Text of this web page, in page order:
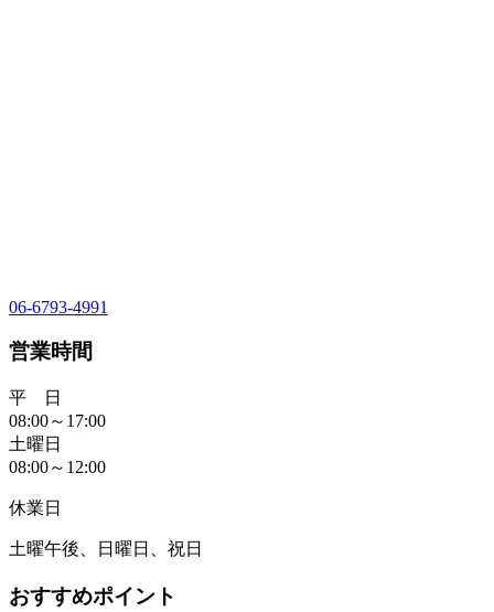
06-6793-4991
営業時間
平 日
08:00～17:00
土曜日
08:00～12:00
休業日
土曜午後、日曜日、祝日
おすすめポイント